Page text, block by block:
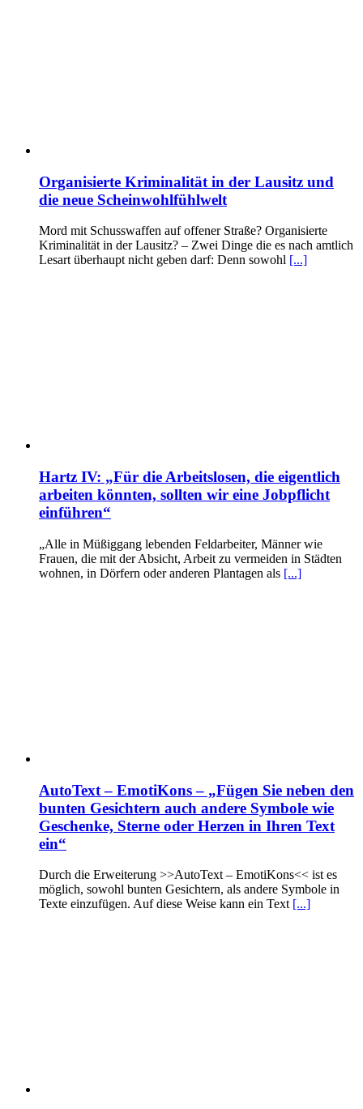
Organisierte Kriminalität in der Lausitz und
die neue Scheinwohlfühlwelt
Mord mit Schusswaffen auf offener Straße? Organisierte
Kriminalität in der Lausitz? – Zwei Dinge die es nach amtlich
Lesart überhaupt nicht geben darf: Denn sowohl [...]
Hartz IV: „Für die Arbeitslosen, die eigentlich
arbeiten könnten, sollten wir eine Jobpflicht
einführen“
„Alle in Müßiggang lebenden Feldarbeiter, Männer wie
Frauen, die mit der Absicht, Arbeit zu vermeiden in Städten
wohnen, in Dörfern oder anderen Plantagen als [...]
AutoText – EmotiKons – „Fügen Sie neben den
bunten Gesichtern auch andere Symbole wie
Geschenke, Sterne oder Herzen in Ihren Text
ein“
Durch die Erweiterung >>AutoText – EmotiKons<< ist es
möglich, sowohl bunten Gesichtern, als andere Symbole in
Texte einzufügen. Auf diese Weise kann ein Text [...]